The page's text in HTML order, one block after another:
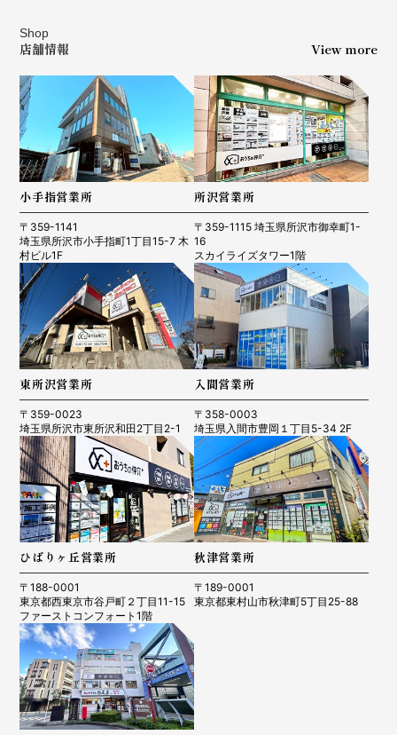
Shop
店舗情報 View more
小手指営業所
〒359-1141
埼玉県所沢市小手指町1丁目15-7 木
村ビル1F
所沢営業所
〒359-1115 埼玉県所沢市御幸町1-
16
スカイライズタワー1階
東所沢営業所
〒359-0023
埼玉県所沢市東所沢和田2丁目2-1
入間営業所
〒358-0003
埼玉県入間市豊岡１丁目5-34 2F
ひばりヶ丘営業所
〒188-0001
東京都西東京市谷戸町２丁目11-15
ファーストコンフォート1階
秋津営業所
〒189-0001
東京都東村山市秋津町5丁目25-88